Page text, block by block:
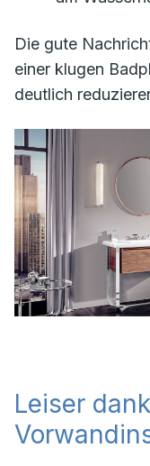
Die gute
einer klugen
deutlich
Leiser